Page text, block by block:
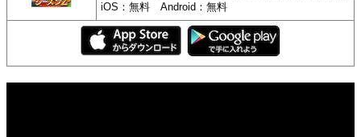
iOS：無料 Android：無料